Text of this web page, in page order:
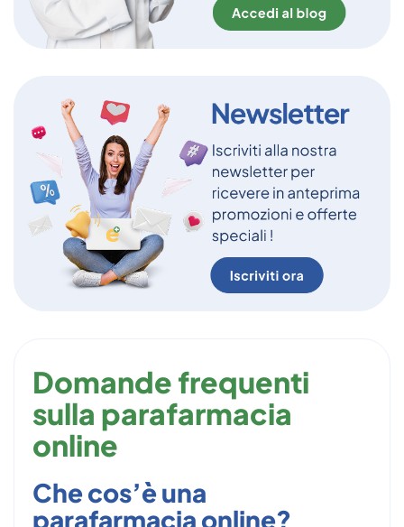
Domande frequenti
sulla parafarmacia
online
Che cos’è una
parafarmacia online?